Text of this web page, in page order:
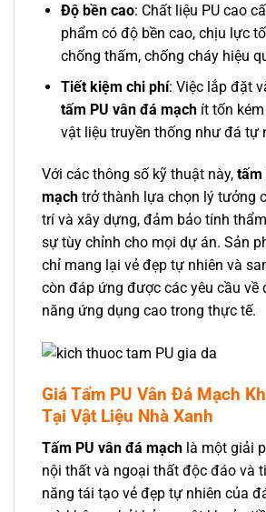
Độ bền cao: Chất liệu PU cao
phẩm có độ bền cao, chịu lực
chống thấm, chống cháy hiệu
Tiết kiệm chi phí: Việc lắp đặt
tấm PU vân đá mạchít tốn kém
vật liệu truyền thống như đá tự
Với các thông số kỹ thuật này, tấm
mạch trở thành lựa chọn lý tưởng
trí và xây dựng, đảm bảo tính
sự tùy chỉnh cho mọi dự án. Sản
chỉ mang lại vẻ đẹp tự nhiên và
còn đáp ứng được các yêu cầu về
năng ứng dụng cao trong thực tế.
Giá Tấm PU Vân Đá Mạch
Tại Vật Liệu Nhà Xanh
Tấm PU vân đá mạch là một giải
nội thất và ngoại thất độc đáo và
năng tái tạo vẻ đẹp tự nhiên của